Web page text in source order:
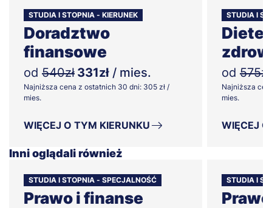
STUDIA I STOPNIA - KIERUNEK
Doradztwo
finansowe
od 540zł 331zł / mies.
Najniższa cena z ostatnich 30 dni: 305 zł /
mies.
WIĘCEJ O TYM KIERUNKU
STUDIA I
od 575zł
Najniższa
mies.
WIĘCEJ
Inni oglądali również
STUDIA I STOPNIA - SPECJALNOŚĆ
Prawo i finanse
STUDIA I